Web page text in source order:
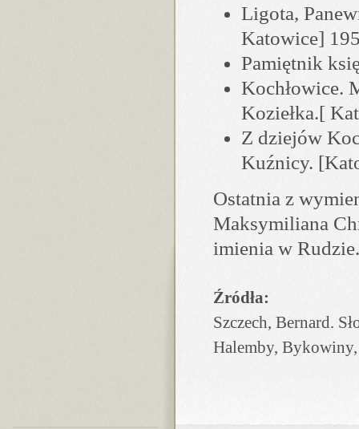
Ligota,
Katowice]
Pamiętnik
Kochłowice.
Koziełka.[
Z dziejów
Kuźnicy.
Ostatnia z
Maksymiliana
imienia w Rudzie.
Źródła:
Szczech, Bernard.
Halemby, Bykowiny,